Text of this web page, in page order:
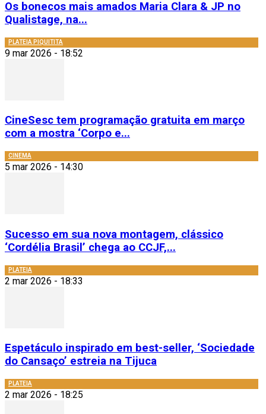
Os bonecos mais amados Maria Clara & JP no
Qualistage, na...
PLATEIA PIQUITITA
9 mar 2026 - 18:52
CineSesc tem programação gratuita em março
com a mostra ‘Corpo e...
CINEMA
5 mar 2026 - 14:30
Sucesso em sua nova montagem, clássico
‘Cordélia Brasil’ chega ao CCJF,...
PLATEIA
2 mar 2026 - 18:33
Espetáculo inspirado em best-seller, ‘Sociedade
do Cansaço’ estreia na Tijuca
PLATEIA
2 mar 2026 - 18:25